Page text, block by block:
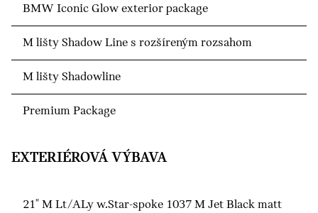
BMW Iconic Glow exterior package
M lišty Shadow Line s rozšíreným rozsahom
M lišty Shadowline
Premium Package
EXTERIÉROVÁ VÝBAVA
21" M Lt/ALy w.Star-spoke 1037 M Jet Black matt